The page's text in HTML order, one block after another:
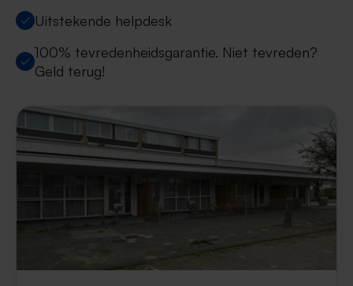
Uitstekende helpdesk
100% tevredenheidsgarantie. Niet tevreden?
Geld terug!